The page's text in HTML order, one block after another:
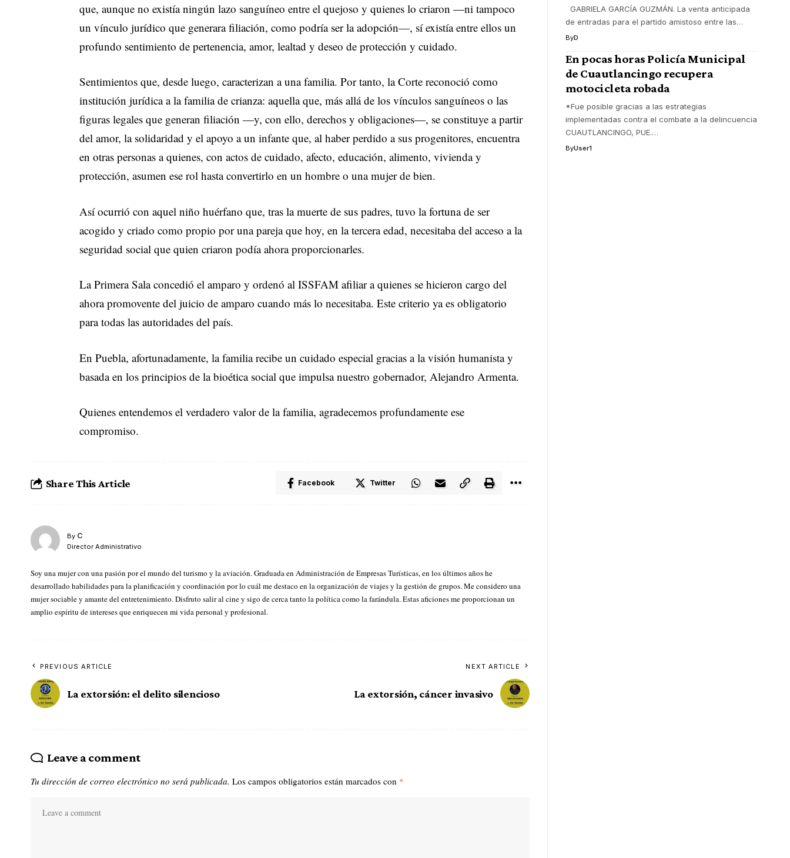
que, aunque no existía ningún lazo sanguíneo entre el quejoso y quienes lo criaron —ni tampoco
un vínculo jurídico que generara filiación, como podría ser la adopción—, sí existía entre ellos un
profundo sentimiento de pertenencia, amor, lealtad y deseo de protección y cuidado.
Sentimientos que, desde luego, caracterizan a una familia. Por tanto, la Corte reconoció como
institución jurídica a la familia de crianza: aquella que, más allá de los vínculos sanguíneos o las
figuras legales que generan filiación —y, con ello, derechos y obligaciones—, se constituye a partir
del amor, la solidaridad y el apoyo a un infante que, al haber perdido a sus progenitores, encuentra
en otras personas a quienes, con actos de cuidado, afecto, educación, alimento, vivienda y
protección, asumen ese rol hasta convertirlo en un hombre o una mujer de bien.
Así ocurrió con aquel niño huérfano que, tras la muerte de sus padres, tuvo la fortuna de ser
acogido y criado como propio por una pareja que hoy, en la tercera edad, necesitaba del acceso a la
seguridad social que quien criaron podía ahora proporcionarles.
La Primera Sala concedió el amparo y ordenó al ISSFAM afiliar a quienes se hicieron cargo del
ahora promovente del juicio de amparo cuando más lo necesitaba. Este criterio ya es obligatorio
para todas las autoridades del país.
En Puebla, afortunadamente, la familia recibe un cuidado especial gracias a la visión humanista y
basada en los principios de la bioética social que impulsa nuestro gobernador, Alejandro Armenta.
Quienes entendemos el verdadero valor de la familia, agradecemos profundamente ese
compromiso.
Share This Article Facebook Twitter
By C
Director Administrativo
Soy una mujer con una pasión por el mundo del turismo y la aviación. Graduada en Administración de Empresas Turísticas, en los últimos años he
desarrollado habilidades para la planificación y coordinación por lo cuál me destaco en la organización de viajes y la gestión de grupos. Me considero una
mujer sociable y amante del entretenimiento. Disfruto salir al cine y sigo de cerca tanto la política como la farándula. Estas aficiones me proporcionan un
amplio espíritu de intereses que enriquecen mi vida personal y profesional.
PREVIOUS ARTICLE
La extorsión: el delito silencioso
NEXT ARTICLE
La extorsión, cáncer invasivo
Leave a comment
Tu dirección de correo electrónico no será publicada. Los campos obligatorios están marcados con *
GABRIELA GARCÍA GUZMÁN. La venta anticipada
de entradas para el partido amistoso entre las…
ByD
En pocas horas Policía Municipal
de Cuautlancingo recupera
motocicleta robada
*Fue posible gracias a las estrategias
implementadas contra el combate a la delincuencia
CUAUTLANCINGO, PUE.…
ByUser1